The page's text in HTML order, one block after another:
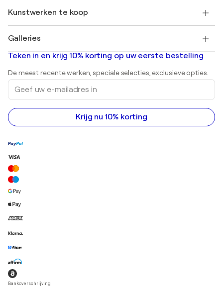
+31 20 241 4758
Ontdek gecureerde originele kunst
Marc Chagall
Banksy
Mr. Brainwash
Shepard Fairey
Kunstwerken te koop
Abstracte schilderijen te koop
Landschapsschilderijen
Beelden
Acrylverfschilderijen
Galleries
Kunstgaleries in Nederland
Teken in en krijg 10% korting op uw eerste bestelling
De meest recente werken, speciale selecties, exclusieve opties.
Geef
uw
e-
mailadres
in
Krijg nu 10% korting
Bankoverschrijving